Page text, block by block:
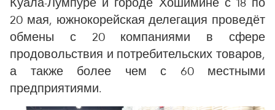
20 мая, южнокорейская делегация проведёт
обмены с 20 компаниями в сфере
продовольствия и потребительских товаров,
а также более чем с 60 местными
предприятиями.